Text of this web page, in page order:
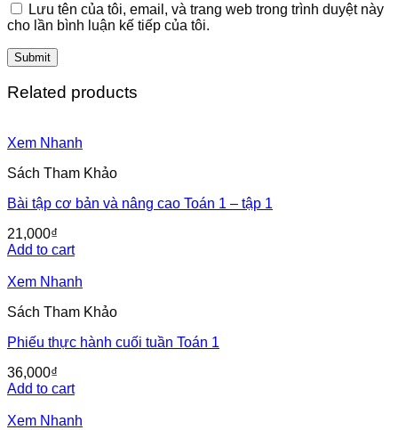
Lưu tên của tôi, email, và trang web trong trình duyệt này
cho lần bình luận kế tiếp của tôi.
Related products
Xem Nhanh
Sách Tham Khảo
Bài tập cơ bản và nâng cao Toán 1 – tập 1
21,000₫
Add to cart
Xem Nhanh
Sách Tham Khảo
Phiếu thực hành cuối tuần Toán 1
36,000₫
Add to cart
Xem Nhanh